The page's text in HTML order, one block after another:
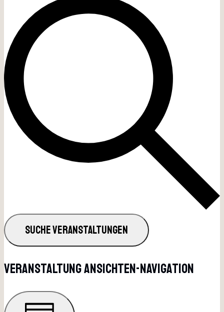
SUCHE VERANSTALTUNGEN
Veranstaltung Ansichten-Navigation